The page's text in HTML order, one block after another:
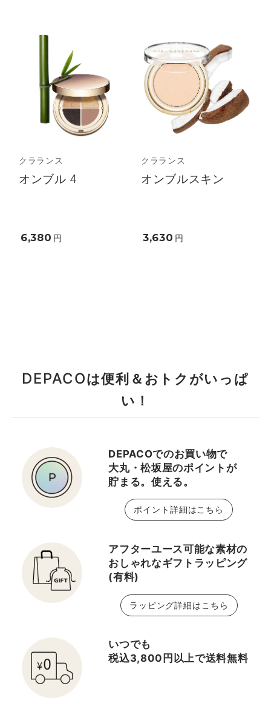
クラランス
オンブル 4
6,380 円
クラランス
オンブルスキン
3,630 円
DEPACOは便利＆おトクがいっぱ
い！
DEPACOでのお買い物で
大丸・松坂屋のポイントが
貯まる。使える。
ポイント詳細はこちら
アフターユース可能な素材の
おしゃれなギフトラッピング
(有料)
ラッピング詳細はこちら
いつでも
税込3,800円以上で送料無料